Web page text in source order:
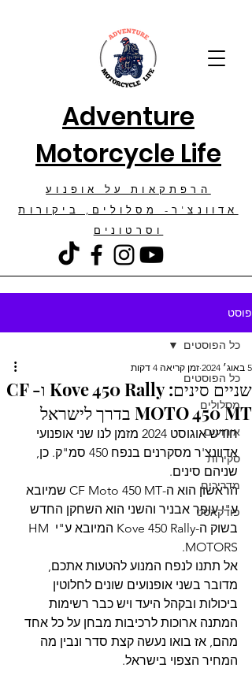
Adventure
Motorcycle Life
הרפתקאות על אופנוע
אדוונצ'ר- מסלולים, ביקורות
וסרטונים
פוסט
כל הפוסטים
מסלולים
אירועים
סקירות
מדריכים
פודקאסט
כל הפוסטים
שניים סינים: Kove 450 Rally ו- CF
MOTO 450 MT בדרך לישראל
5 באוג׳ 2024 זמן קריאה 4 דקות
חודש אוגוסט 2024 מזמן לנו שני אופנועי
אדוונצ'ר מסקרנים בנפח 450 סמ"ק. כן,
שניהם סינים.
הראשון הוא ה-CF Moto 450 MT שמיובא
ע"י עופר אבניר והשני הוא השחקן החדש
בשוק ה-Kove 450 Rally המיובא ע"י HM
MOTORS.
אל תתנו לנפח המנוע להטעות אתכם,
מדובר בשני אופנועים שונים לחלוטין
ביכולות ובקהל היעד ויש כבר רשימות
המתנה ארוכות לרכיבות מבחן על כל אחד
מהם, אז בואו נעשה קצת סדר ונבין מה
המחיר הצפוי בישראל.